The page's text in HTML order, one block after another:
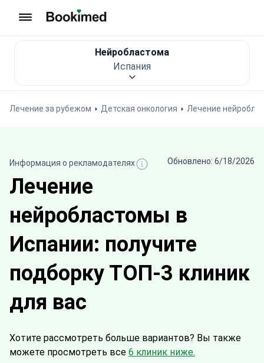
Лечение за рубежом Детская онкология Лечение
Нейробластома
Испания
Информация о рекламодателях Обновлено: 6/18/2026
Лечение
нейробластомы в
Испании: получите
подборку ТОП-3 клиник
для вас
Хотите рассмотреть больше вариантов? Вы также
можете просмотреть все 6 клиник ниже.